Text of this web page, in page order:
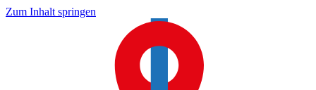
Zum Inhalt springen